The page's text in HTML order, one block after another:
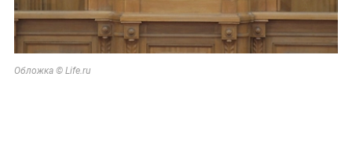
Обложка © Life.ru